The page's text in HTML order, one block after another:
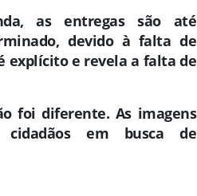
as entregas são até
devido à falta de
explícito e revela a falta de
foi diferente. As imagens
em busca de